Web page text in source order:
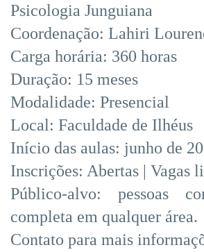
Psicologia Junguiana
Coordenação: Lahiri
Carga horária: 360 horas
Duração: 15 meses
Modalidade: Presencial
Local: Faculdade de Ilhéus
Início das aulas: junho de
Inscrições: Abertas | Vagas
Público-alvo: pessoas
completa em qualquer área.
Contato para mais